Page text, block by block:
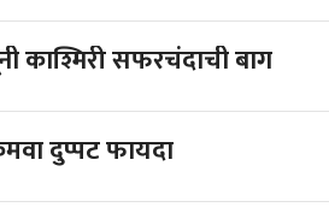
काश्मिरी सफरचंदाची बाग
दुप्पट फायदा